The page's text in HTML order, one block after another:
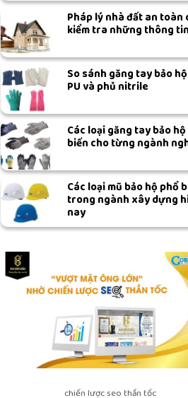
Pháp lý nhà đất an toàn
kiểm tra những thông
So sánh găng tay bảo
PU và phủ nitrile
Các loại găng tay bảo
biến cho từng ngành
Các loại mũ bảo hộ phổ
trong ngành xây dựng
nay
chiến lược seo thần tốc